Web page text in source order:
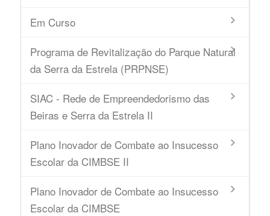
Em Curso
Programa de Revitalização do Parque Natural
da Serra da Estrela (PRPNSE)
SIAC - Rede de Empreendedorismo das
Beiras e Serra da Estrela II
Plano Inovador de Combate ao Insucesso
Escolar da CIMBSE II
Plano Inovador de Combate ao Insucesso
Escolar da CIMBSE